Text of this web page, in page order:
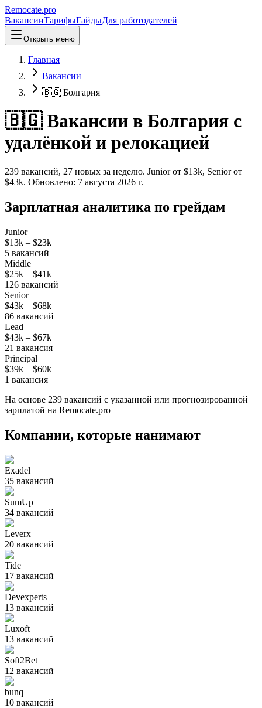
Remocate.pro
ВакансииТарифыГайдыДля работодателей
Открыть меню
Главная
Вакансии
🇧🇬 Болгария
🇧🇬 Вакансии в Болгария с
удалёнкой и релокацией
239 вакансий, 27 новых за неделю. Junior от $13k, Senior от
$43k. Обновлено: 7 августа 2026 г.
Зарплатная аналитика по грейдам
Junior
$13k – $23k
5 вакансий
Middle
$25k – $41k
126 вакансий
Senior
$43k – $68k
86 вакансий
Lead
$43k – $67k
21 вакансия
Principal
$39k – $60k
1 вакансия
На основе 239 вакансий с указанной или прогнозированной
зарплатой на Remocate.pro
Компании, которые нанимают
Exadel
35 вакансий
SumUp
34 вакансий
Leverx
20 вакансий
Tide
17 вакансий
Devexperts
13 вакансий
Luxoft
13 вакансий
Soft2Bet
12 вакансий
bunq
10 вакансий